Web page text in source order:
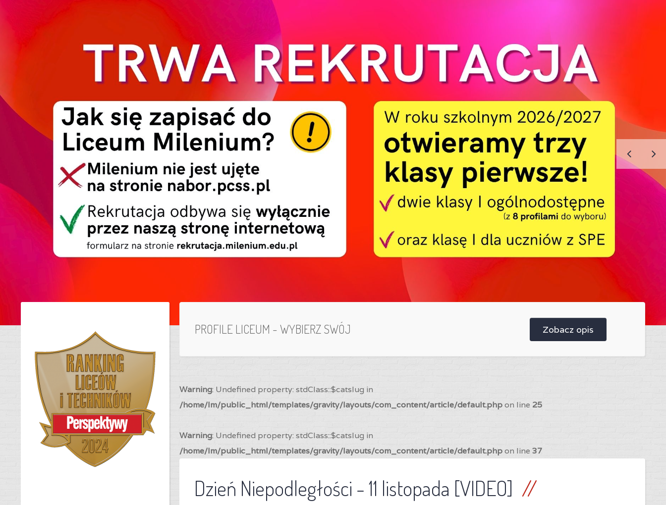
PROFILE LICEUM - WYBIERZ SWÓJ Zobacz opis
Warning: Undefined property: stdClass::$catslug in
/home/lm/public_html/templates/gravity/layouts/com_content/article/default.phpon line 25
Warning: Undefined property: stdClass::$catslug in
/home/lm/public_html/templates/gravity/layouts/com_content/article/default.phpon line 37
Dzień Niepodległości - 11 listopada [VIDEO]